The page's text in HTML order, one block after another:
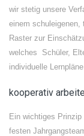
wir stetig unsere
einem schuleigenen,
Raster zur
welches Schüler,
individuelle
kooperativ
Ein wichtiges
festen